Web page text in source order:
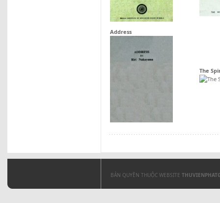
Address
The
BẢN QUYỀN THUỘC WEBSITE